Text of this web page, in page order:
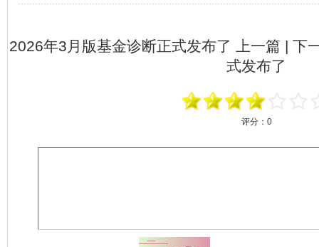
2026年3月版基金诊断正式发布了
上一篇 | 下
式发布了
评分： 0